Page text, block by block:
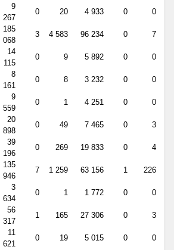
9
267
0 20 4 933 0 0
185
068
3 4 583 96 234 0
7
14
115
0 9 5 892 0 0
8
161
0 8 3 232 0 0
9
559
0 1 4 251 0 0
20
898
0 49 7 465 0 3
39
196
0 269 19 833 0 4
135
946
7 1 259 63 156 1 226
3
634
0 1 1 772 0 0
56
317
1 165 27 306 0 3
11
621
0 19 5 015 0 0